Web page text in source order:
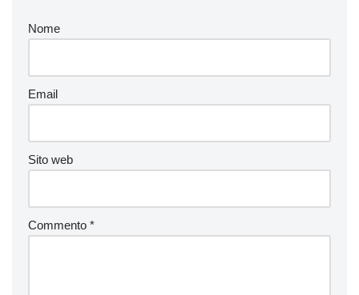
Nome
Email
Sito web
Commento *